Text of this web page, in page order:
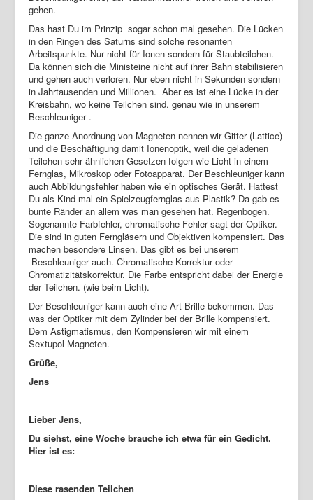
gehen.
Das hast Du im Prinzip sogar schon mal gesehen. Die Lücken
in den Ringen des Saturns sind solche resonanten
Arbeitspunkte. Nur nicht für Ionen sondern für Staubteilchen.
Da können sich die Ministeine nicht auf ihrer Bahn stabilisieren
und gehen auch verloren. Nur eben nicht in Sekunden sondern
in Jahrtausenden und Millionen. Aber es ist eine Lücke in der
Kreisbahn, wo keine Teilchen sind. genau wie in unserem
Beschleuniger .
Die ganze Anordnung von Magneten nennen wir Gitter (Lattice)
und die Beschäftigung damit Ionenoptik, weil die geladenen
Teilchen sehr ähnlichen Gesetzen folgen wie Licht in einem
Fernglas, Mikroskop oder Fotoapparat. Der Beschleuniger kann
auch Abbildungsfehler haben wie ein optisches Gerät. Hattest
Du als Kind mal ein Spielzeugfernglas aus Plastik? Da gab es
bunte Ränder an allem was man gesehen hat. Regenbogen.
Sogenannte Farbfehler, chromatische Fehler sagt der Optiker.
Die sind in guten Ferngläsern und Objektiven kompensiert. Das
machen besondere Linsen. Das gibt es bei unserem
Beschleuniger auch. Chromatische Korrektur oder
Chromatizitätskorrektur. Die Farbe entspricht dabei der Energie
der Teilchen. (wie beim Licht).
Der Beschleuniger kann auch eine Art Brille bekommen. Das
was der Optiker mit dem Zylinder bei der Brille kompensiert.
Dem Astigmatismus, den Kompensieren wir mit einem
Sextupol-Magneten.
Grüße,
Jens
Lieber Jens,
Du siehst, eine Woche brauche ich etwa für ein Gedicht.
Hier ist es:
Diese rasenden Teilchen